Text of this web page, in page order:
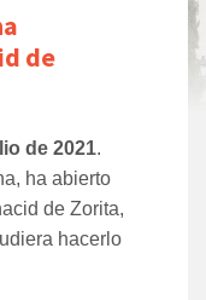
de
de 2021.
ha abierto
de Zorita,
hacerlo